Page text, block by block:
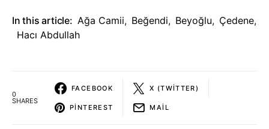
In this article: Ağa Camii, Beğendi, Beyoğlu, Çedene,
Hacı Abdullah
0
SHARES
FACEBOOK X (TWITTER)
PINTEREST MAIL